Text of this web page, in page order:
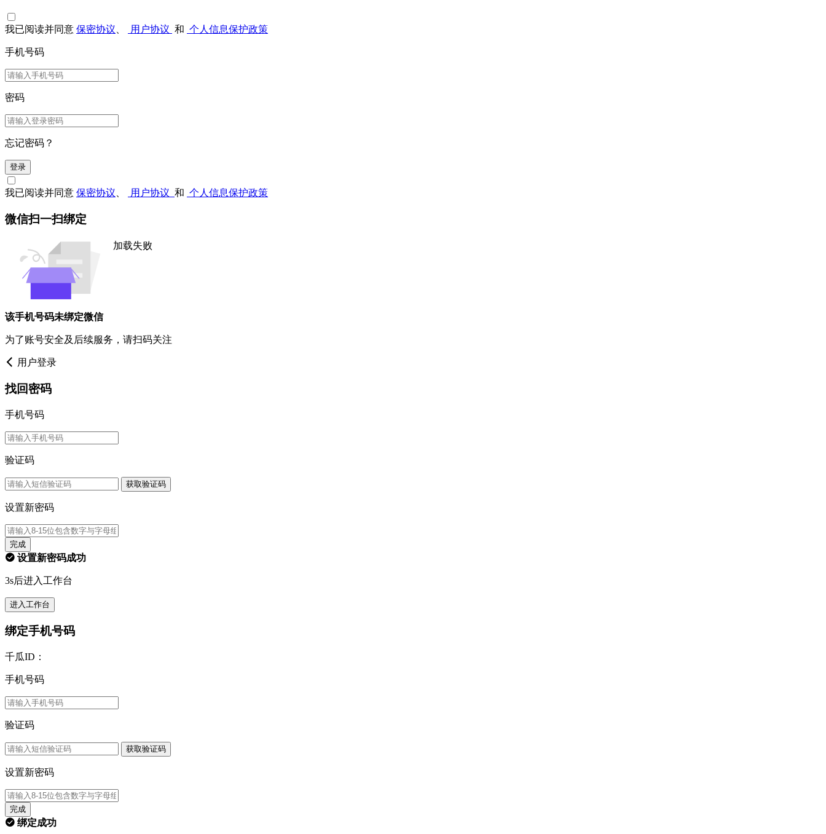
我已阅读并同意 保密协议 用户协议 和 个人信息保护政策
手机号码
密码
忘记密码？
登录
我已阅读并同意 保密协议 用户协议 和 个人信息保护政策
微信扫一扫绑定
加载失败
该手机号码未绑定微信
为了账号安全及后续服务，请扫码关注
用户登录
找回密码
手机号码
验证码
获取验证码
设置新密码
完成
设置新密码成功
3s后进入工作台
进入工作台
绑定手机号码
千瓜ID：
手机号码
验证码
获取验证码
设置新密码
完成
绑定成功